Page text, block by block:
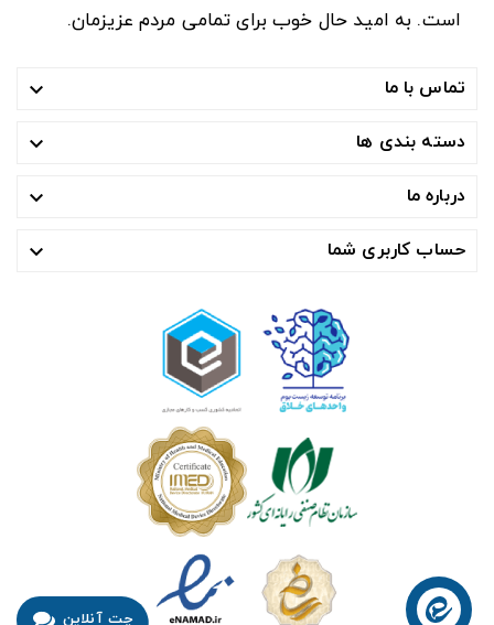
است. به امید حال خوب برای تمامی مردم عزیزمان.
تماس با ما 
دسته بندی ها 
درباره ما 
حساب کاربری شما 
چت آنلاین